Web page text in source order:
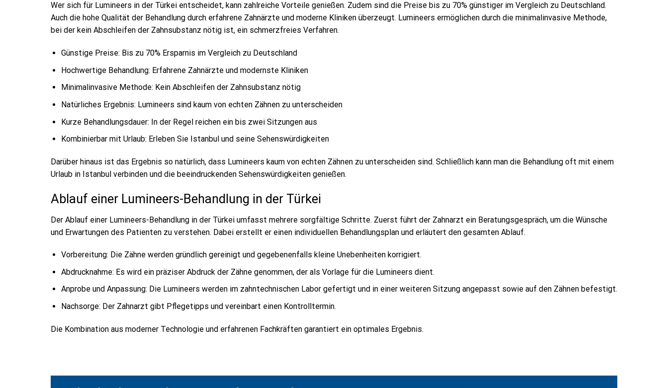
Wer sich für Lumineers in der Türkei entscheidet, kann zahlreiche Vorteile genießen. Zudem sind die Preise bis zu 70% günstiger im Vergleich zu Deutschland.
Auch die hohe Qualität der Behandlung durch erfahrene Zahnärzte und moderne Kliniken überzeugt. Lumineers ermöglichen durch die minimalinvasive Methode,
bei der kein Abschleifen der Zahnsubstanz nötig ist, ein schmerzfreies Verfahren.
Günstige Preise: Bis zu 70% Ersparnis im Vergleich zu Deutschland
Hochwertige Behandlung: Erfahrene Zahnärzte und modernste Kliniken
Minimalinvasive Methode: Kein Abschleifen der Zahnsubstanz nötig
Natürliches Ergebnis: Lumineers sind kaum von echten Zähnen zu unterscheiden
Kurze Behandlungsdauer: In der Regel reichen ein bis zwei Sitzungen aus
Kombinierbar mit Urlaub: Erleben Sie Istanbul und seine Sehenswürdigkeiten
Darüber hinaus ist das Ergebnis so natürlich, dass Lumineers kaum von echten Zähnen zu unterscheiden sind. Schließlich kann man die Behandlung oft mit einem
Urlaub in Istanbul verbinden und die beeindruckenden Sehenswürdigkeiten genießen.
Ablauf einer Lumineers-Behandlung in der Türkei
Der Ablauf einer Lumineers-Behandlung in der Türkei umfasst mehrere sorgfältige Schritte. Zuerst führt der Zahnarzt ein Beratungsgespräch, um die Wünsche
und Erwartungen des Patienten zu verstehen. Dabei erstellt er einen individuellen Behandlungsplan und erläutert den gesamten Ablauf.
Vorbereitung: Die Zähne werden gründlich gereinigt und gegebenenfalls kleine Unebenheiten korrigiert.
Abdrucknahme: Es wird ein präziser Abdruck der Zähne genommen, der als Vorlage für die Lumineers dient.
Anprobe und Anpassung: Die Lumineers werden im zahntechnischen Labor gefertigt und in einer weiteren Sitzung angepasst sowie auf den Zähnen befestigt.
Nachsorge: Der Zahnarzt gibt Pflegetipps und vereinbart einen Kontrolltermin.
Die Kombination aus moderner Technologie und erfahrenen Fachkräften garantiert ein optimales Ergebnis.